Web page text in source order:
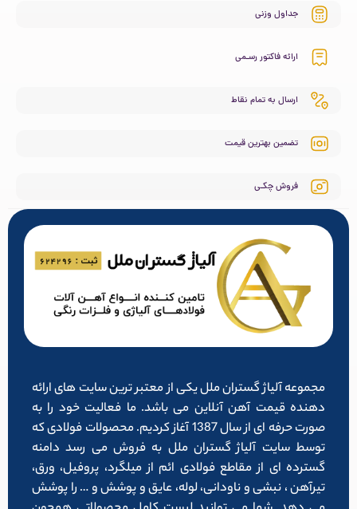
جداول وزنی
ارائه فاکتور رسـمی
ارسال به تمام نقاط
تضمین بهترین قیمت
فروش چکـی
مجموعه آلیاژ گستران ملل یکی از معتبر ترین سایت های ارائه
دهنده قیمت آهن آنلاین می باشد. ما فعالیت خود را به
صورت حرفه ای از سال 1387 آغاز کردیم. محصولات فولادی که
توسط سایت آلیاژ گستران ملل به فروش می رسد دامنه
گسترده ای از مقاطع فولادی ائم از میلگرد، پروفیل، ورق،
تیرآهن ، نبشی و ناودانی، لوله، عایق و پوشش و … را پوشش